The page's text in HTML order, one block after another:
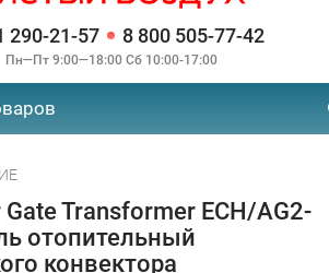
290-21-57 8 800 505-77-42
Пн—Пт 9:00—18:00 Сб 10:00-17:00
Transformer ECH/AG2-
отопительный
конвектора